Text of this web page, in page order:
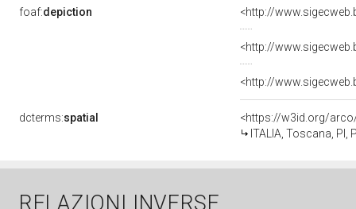
foaf:depiction
dcterms:spatial
<https://w3id.org/
ITALIA, Toscana, PI,
RELAZIONI INVERSE